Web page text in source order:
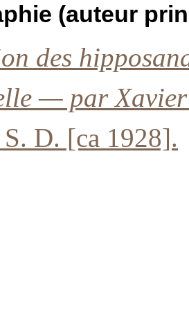
(auteur
des
— par
S. D. [ca 1928].